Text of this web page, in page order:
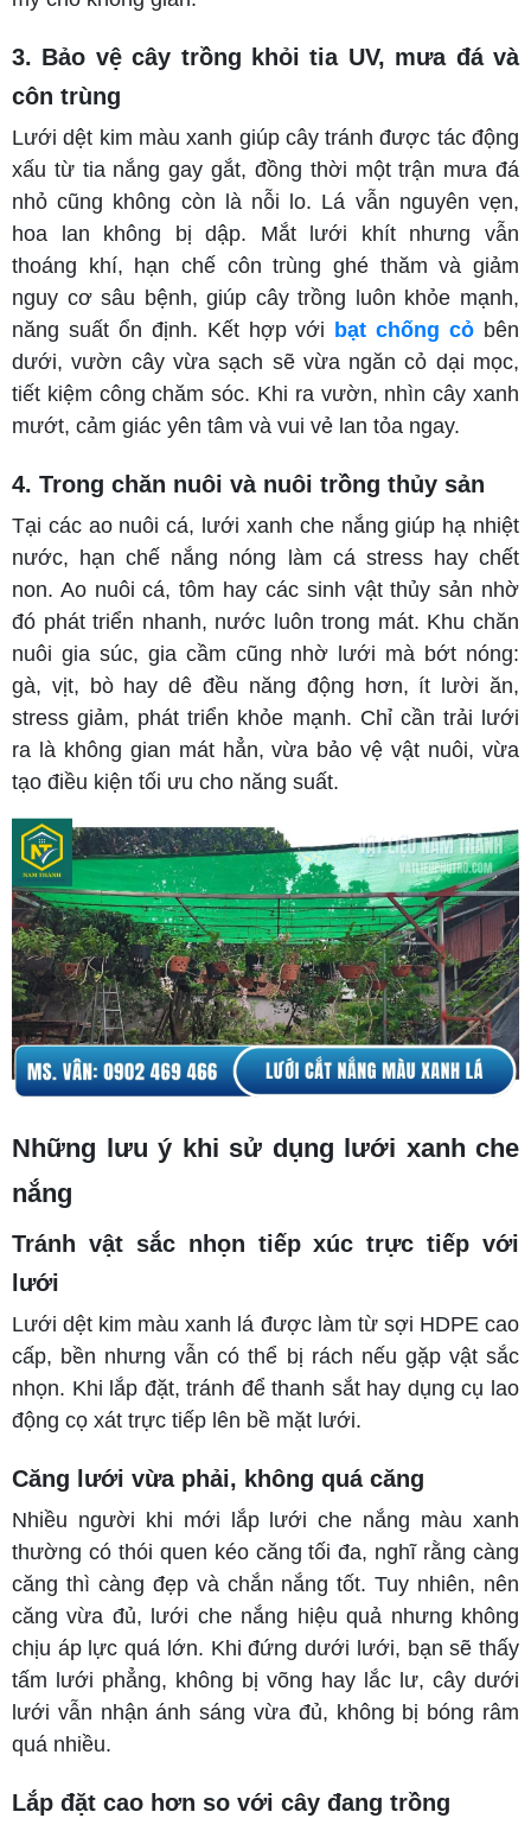
3. Bảo vệ cây trồng khỏi tia UV, mưa đá và
côn trùng
Lưới dệt kim màu xanh giúp cây tránh được tác động
xấu từ tia nắng gay gắt, đồng thời một trận mưa đá
nhỏ cũng không còn là nỗi lo. Lá vẫn nguyên vẹn,
hoa lan không bị dập. Mắt lưới khít nhưng vẫn
thoáng khí, hạn chế côn trùng ghé thăm và giảm
nguy cơ sâu bệnh, giúp cây trồng luôn khỏe mạnh,
năng suất ổn định. Kết hợp với bạt chống cỏ bên
dưới, vườn cây vừa sạch sẽ vừa ngăn cỏ dại mọc,
tiết kiệm công chăm sóc. Khi ra vườn, nhìn cây xanh
mướt, cảm giác yên tâm và vui vẻ lan tỏa ngay.
4. Trong chăn nuôi và nuôi trồng thủy sản
Tại các ao nuôi cá, lưới xanh che nắng giúp hạ nhiệt
nước, hạn chế nắng nóng làm cá stress hay chết
non. Ao nuôi cá, tôm hay các sinh vật thủy sản nhờ
đó phát triển nhanh, nước luôn trong mát. Khu chăn
nuôi gia súc, gia cầm cũng nhờ lưới mà bớt nóng:
gà, vịt, bò hay dê đều năng động hơn, ít lười ăn,
stress giảm, phát triển khỏe mạnh. Chỉ cần trải lưới
ra là không gian mát hẳn, vừa bảo vệ vật nuôi, vừa
tạo điều kiện tối ưu cho năng suất.
Những lưu ý khi sử dụng lưới xanh che
nắng
Tránh vật sắc nhọn tiếp xúc trực tiếp với
lưới
Lưới dệt kim màu xanh lá được làm từ sợi HDPE cao
cấp, bền nhưng vẫn có thể bị rách nếu gặp vật sắc
nhọn. Khi lắp đặt, tránh để thanh sắt hay dụng cụ lao
động cọ xát trực tiếp lên bề mặt lưới.
Căng lưới vừa phải, không quá căng
Nhiều người khi mới lắp lưới che nắng màu xanh
thường có thói quen kéo căng tối đa, nghĩ rằng càng
căng thì càng đẹp và chắn nắng tốt. Tuy nhiên, nên
căng vừa đủ, lưới che nắng hiệu quả nhưng không
chịu áp lực quá lớn. Khi đứng dưới lưới, bạn sẽ thấy
tấm lưới phẳng, không bị võng hay lắc lư, cây dưới
lưới vẫn nhận ánh sáng vừa đủ, không bị bóng râm
quá nhiều.
Lắp đặt cao hơn so với cây đang trồng